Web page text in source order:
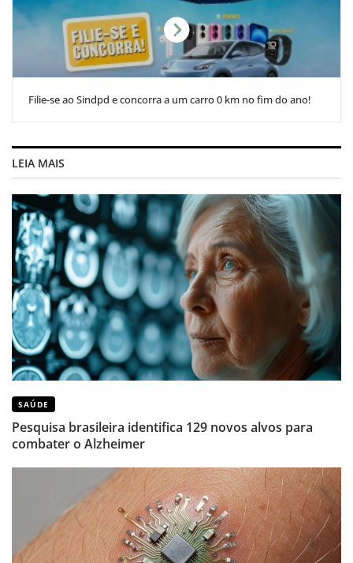
Filie-se ao Sindpd e concorra a um carro 0 km no fim do ano!
LEIA MAIS
SAÚDE
Pesquisa brasileira identifica 129 novos alvos para
combater o Alzheimer